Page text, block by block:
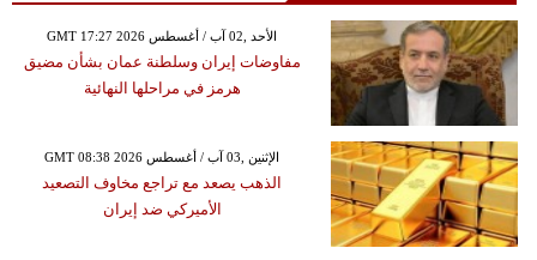
GMT 17:27 2026 الأحد ,02 آب / أغسطس
مفاوضات إيران وسلطنة عمان بشأن مضيق
هرمز في مراحلها النهائية
GMT 08:38 2026 الإثنين ,03 آب / أغسطس
الذهب يصعد مع تراجع مخاوف التصعيد
الأميركي ضد إيران